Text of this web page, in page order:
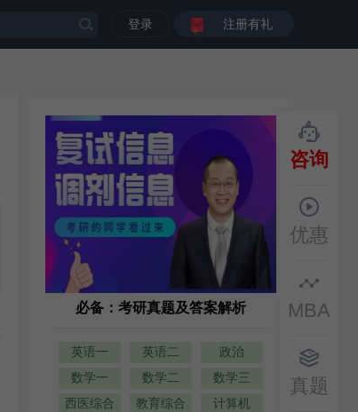
登录 注册有礼
咨询
优惠
MBA
真题
必备：考研真题及答案解析
英语一 英语二
政治
数学一
数学二
数学三
西医综合
教育综合 计算机